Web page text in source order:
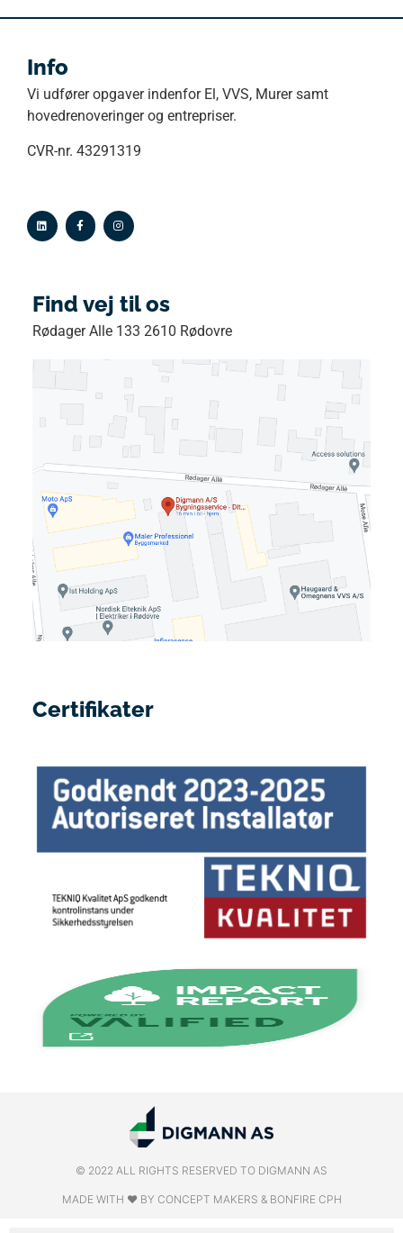
Info
Vi udfører opgaver indenfor El, VVS, Murer samt
hovedrenoveringer og entrepriser.
CVR-nr. 43291319
Find vej til os
Rødager Alle 133 2610 Rødovre
Certifikater
© 2022 ALL RIGHTS RESERVED​ TO DIGMANN AS
MADE WITH ❤ BY CONCEPT MAKERS & BONFIRE CPH